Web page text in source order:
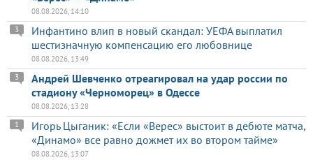
08.08.2026, 14:10
Инфантино влип в новый скандал: УЕФА выплатил
шестизначную компенсацию его любовнице
3
08.08.2026, 13:49
Андрей Шевченко отреагировал на удар россии по
стадиону «Черноморец» в Одессе
3
08.08.2026, 13:28
Игорь Цыганик: «Если «Верес» выстоит в дебюте матча,
«Динамо» все равно дожмет их во втором тайме»
1
08.08.2026, 13:07